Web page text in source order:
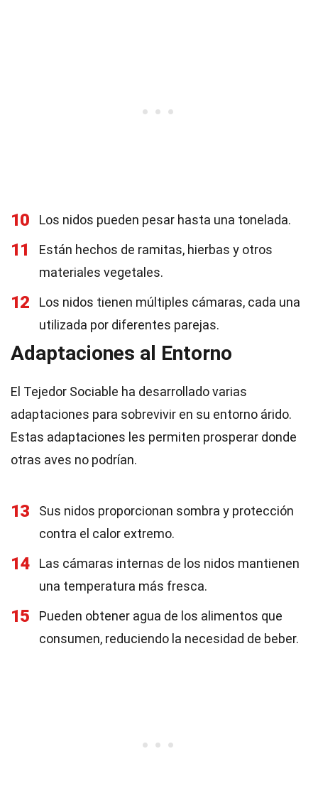
10 Los nidos pueden pesar hasta una tonelada.
11
Están hechos de ramitas, hierbas y otros
materiales vegetales.
12
Los nidos tienen múltiples cámaras, cada una
utilizada por diferentes parejas.
Adaptaciones al Entorno
El Tejedor Sociable ha desarrollado varias
adaptaciones para sobrevivir en su entorno árido.
Estas adaptaciones les permiten prosperar donde
otras aves no podrían.
13
Sus nidos proporcionan sombra y protección
contra el calor extremo.
14
Las cámaras internas de los nidos mantienen
una temperatura más fresca.
15
Pueden obtener agua de los alimentos que
consumen, reduciendo la necesidad de beber.